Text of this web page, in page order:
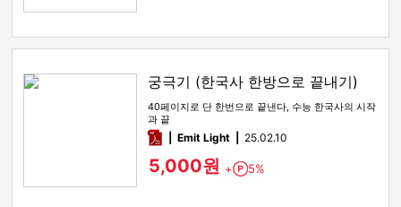
궁극기 (한국사 한방으로 끝내기)
40페이지로 단 한번으로 끝낸다, 수능 한국사의 시작
과 끝
pdfEmit Light 25.02.10
5,000원 + Point
5%